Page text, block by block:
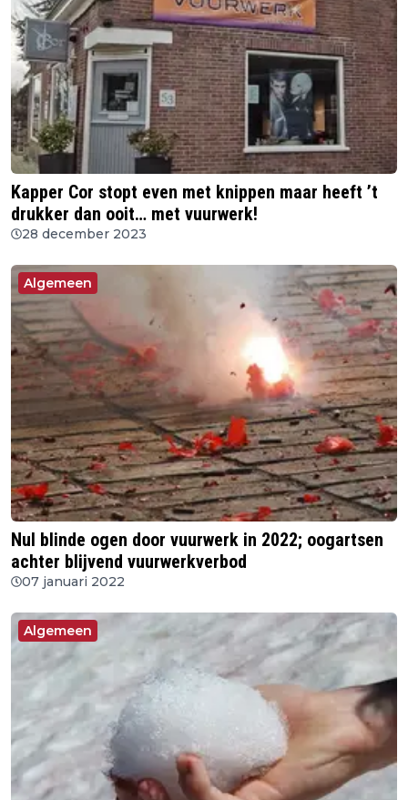
Kapper Cor stopt even met knippen maar heeft ’t
drukker dan ooit… met vuurwerk!
28 december 2023
Algemeen
Nul blinde ogen door vuurwerk in 2022; oogartsen
achter blijvend vuurwerkverbod
07 januari 2022
Algemeen